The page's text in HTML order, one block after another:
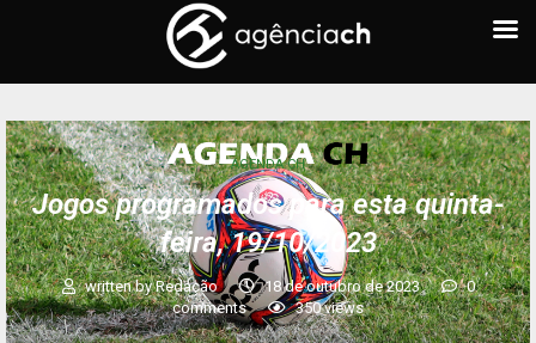
AGENDA CH
Jogos programados para esta quinta-
feira, 19/10/2023
written byRedação 18 de outubro de 2023
0
comments
350views